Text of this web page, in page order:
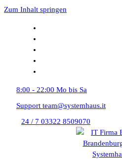
Zum Inhalt springen
8:00 - 22:00 Mo bis Sa
Support team@systemhaus.it
24 / 7 03322 8509070